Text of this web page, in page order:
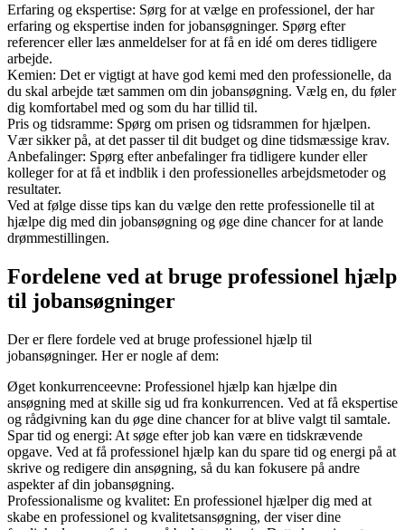
Erfaring og ekspertise: Sørg for at vælge en professionel, der har
erfaring og ekspertise inden for jobansøgninger. Spørg efter
referencer eller læs anmeldelser for at få en idé om deres tidligere
arbejde.
Kemien: Det er vigtigt at have god kemi med den professionelle, da
du skal arbejde tæt sammen om din jobansøgning. Vælg en, du føler
dig komfortabel med og som du har tillid til.
Pris og tidsramme: Spørg om prisen og tidsrammen for hjælpen.
Vær sikker på, at det passer til dit budget og dine tidsmæssige krav.
Anbefalinger: Spørg efter anbefalinger fra tidligere kunder eller
kolleger for at få et indblik i den professionelles arbejdsmetoder og
resultater.
Ved at følge disse tips kan du vælge den rette professionelle til at
hjælpe dig med din jobansøgning og øge dine chancer for at lande
drømmestillingen.
Fordelene ved at bruge professionel hjælp
til jobansøgninger
Der er flere fordele ved at bruge professionel hjælp til
jobansøgninger. Her er nogle af dem:
Øget konkurrenceevne: Professionel hjælp kan hjælpe din
ansøgning med at skille sig ud fra konkurrencen. Ved at få ekspertise
og rådgivning kan du øge dine chancer for at blive valgt til samtale.
Spar tid og energi: At søge efter job kan være en tidskrævende
opgave. Ved at få professionel hjælp kan du spare tid og energi på at
skrive og redigere din ansøgning, så du kan fokusere på andre
aspekter af din jobansøgning.
Professionalisme og kvalitet: En professionel hjælper dig med at
skabe en professionel og kvalitetsansøgning, der viser dine